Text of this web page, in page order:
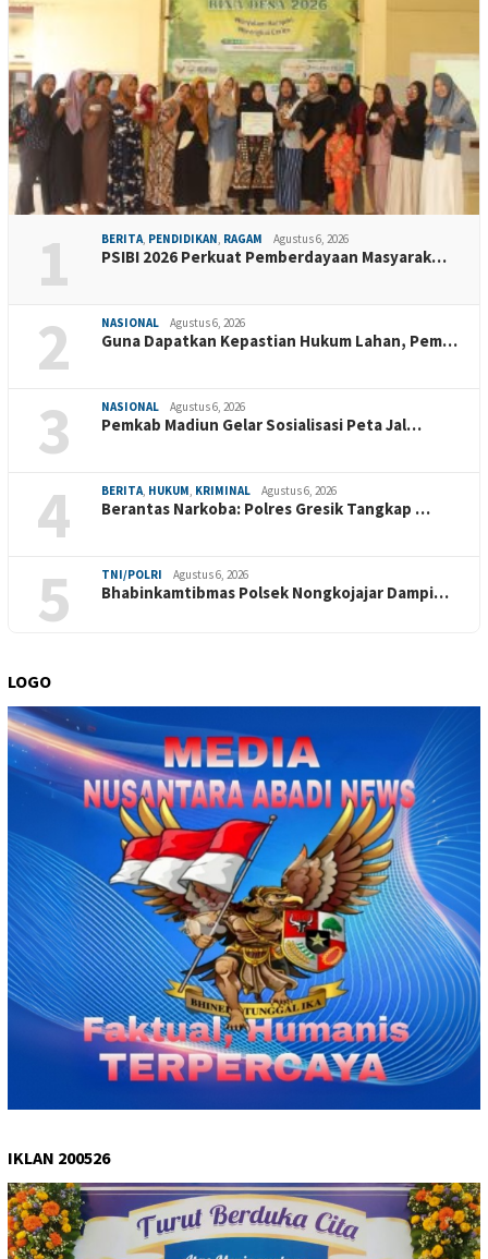
1 BERITA, PENDIDIKAN, RAGAM Agustus 6, 2026
PSIBI 2026 Perkuat Pemberdayaan Masyarak…
2 NASIONAL Agustus 6, 2026
Guna Dapatkan Kepastian Hukum Lahan, Pem…
3 NASIONAL Agustus 6, 2026
Pemkab Madiun Gelar Sosialisasi Peta Jal…
4 BERITA, HUKUM, KRIMINAL Agustus 6, 2026
Berantas Narkoba: Polres Gresik Tangkap …
5 TNI/POLRI Agustus 6, 2026
Bhabinkamtibmas Polsek Nongkojajar Dampi…
LOGO
IKLAN 200526